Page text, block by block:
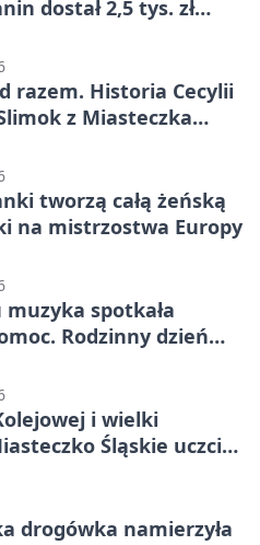
dostał 2,5 tys. zł
razem. Historia Cecylii
z Miasteczka
tworzą całą żeńską
na mistrzostwa Europy
muzyka spotkała
Rodzinny dzień
i wielki
Śląskie uczciło
drogówka namierzyła